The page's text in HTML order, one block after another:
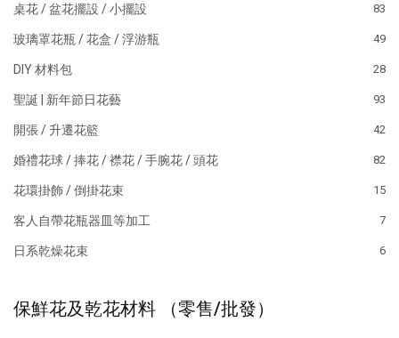
桌花 / 盆花擺設 / 小擺設 83
玻璃罩花瓶 / 花盒 / 浮游瓶 49
DIY 材料包 28
聖誕 | 新年節日花藝 93
開張 / 升遷花籃 42
婚禮花球 / 捧花 / 襟花 / 手腕花 / 頭花 82
花環掛飾 / 倒掛花束 15
客人自帶花瓶器皿等加工 7
日系乾燥花束 6
保鮮花及乾花材料 （零售/批發）